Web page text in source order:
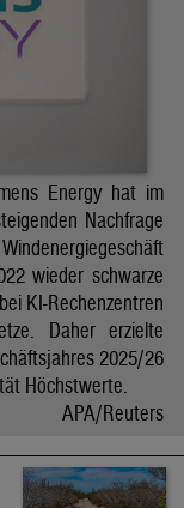
Energy hat im
Nachfrage
wieder schwarze
KI-Rechenzentren
Daher erzielte
2025/26
Höchstwerte.
APA/Reuters